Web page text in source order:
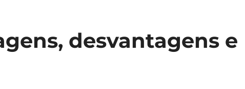
desvantagens e